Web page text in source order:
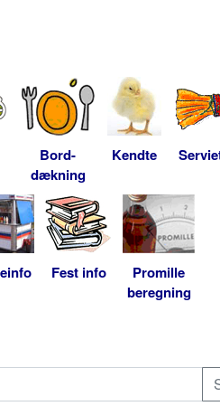
Bord-
dækning
Kendte
Fest info
Promille
beregning